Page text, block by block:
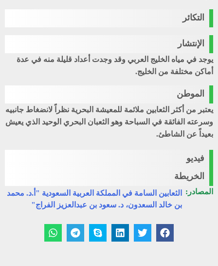
التكائر
الإنتشار
يوجد في مياه الخليج العربي وقد وجدت أعداد قليلة منه في عدة
أماكن مختلفة من الخليج.
الموطن
يعتبر من أكثر الثعابين ملائمة للمعيشة البحرية نظراً لانضغاط جانبيه
وسرعته الفائقة في السباحة وهو الثعبان البحري الوحيد الذي يعيش
بعيداً عن الشاطئ.
فيديو
الخريطة
المصادر:
الثعابين السامة في المملكة العربية السعودية "أ.د. محمد
بن خالد السعدون، د. سعود بن عبدالعزيز الفراج"